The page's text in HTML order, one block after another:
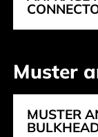
Muster
MUSTER